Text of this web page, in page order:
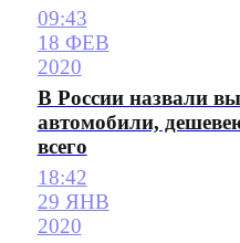
09:43
18 ФЕВ
2020
В России назвали
автомобили,
всего
18:42
29 ЯНВ
2020